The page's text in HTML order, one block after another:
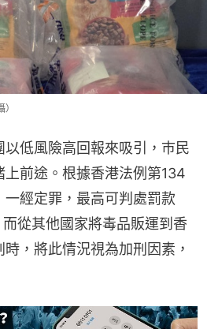
低風險高回報來吸引，巿民
前途。根據香港法例第134
經定罪，最高可判處罰款
從其他國家將毒品販運到香
，將此情況視為加刑因素，